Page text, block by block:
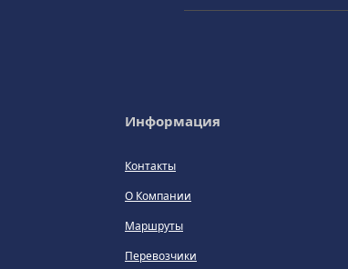
Информация
Контакты
О Компании
Маршруты
Перевозчики